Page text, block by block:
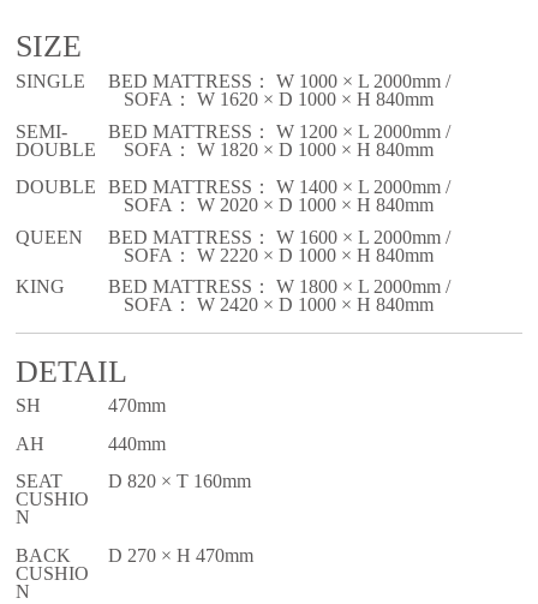
SIZE
SINGLE
BED MATTRESS： W 1000 × L 2000mm /
SOFA： W 1620 × D 1000 × H 840mm
SEMI-
DOUBLE
BED MATTRESS： W 1200 × L 2000mm /
SOFA： W 1820 × D 1000 × H 840mm
DOUBLE
BED MATTRESS： W 1400 × L 2000mm /
SOFA： W 2020 × D 1000 × H 840mm
QUEEN
BED MATTRESS： W 1600 × L 2000mm /
SOFA： W 2220 × D 1000 × H 840mm
KING
BED MATTRESS： W 1800 × L 2000mm /
SOFA： W 2420 × D 1000 × H 840mm
DETAIL
SH
470mm
AH
440mm
SEAT
CUSHIO
N
D 820 × T 160mm
BACK
CUSHIO
N
D 270 × H 470mm